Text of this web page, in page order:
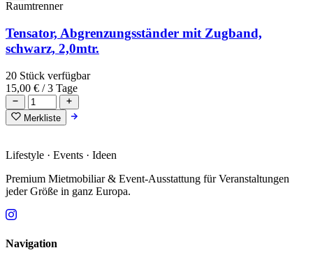
Raumtrenner
Tensator, Abgrenzungsständer mit Zugband,
schwarz, 2,0mtr.
20 Stück verfügbar
15,00 € / 3 Tage
Merkliste
Lifestyle · Events · Ideen
Premium Mietmobiliar & Event-Ausstattung für Veranstaltungen
jeder Größe in ganz Europa.
Navigation